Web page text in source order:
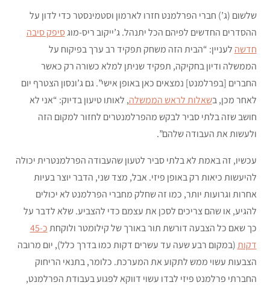
שלשום (ג’) חברי הפרלמנט חזרו לארמון וסטמינסטר כדי לדון על
ההסדרים החדשים לפיהם הכל יתנהל. ג’ייקוב ריס-מוגסיפק סיבה
חדשה לעניין: “הבית הזה משחק תפקיד רב ערך בפיקוח על
הממשלה ודיון בחקיקה, תפקיד שניתן למלא כשורה רק כאשר
החברים [בפרלמנט] נמצאים כאן באופן אישי”. גם ג’ונסון הצטרף יום
לאחר מכן, בשאלות לראש הממשלה, לאותו טיעון בדיוק: “אני לא
חושב שזה בלתי סביר לבקש מהפרלמנטרים לחזור למקום הזה
ולעשות את העבודה שלהם”.
עכשיו, זה באמת לא בלתי סביר לטעון שהעבודה הפרלמנטרית יכולה
להיעשות כיאות רק באופן פיזי. אבל, מצד שני, הדבר יוצר בעיות
אחרות וגרועות יותר, כמו זה שחלק מחברי הפרלמנט לא יכולים
להגיע, או שהם צריכים לסכן את עצמם כדי להצביע. שלא לדבר על
כך שאם כל הצבעה דורשת תור באורך של קילומטר ולוקחת
כ-45
דקות(במקום רבע שעה עד עשרים דקות כמו בדרך כלל), יום מרובה
הצבעות עשוי ממש לתקוע את המערכת. כלומר, בתנאי הריחוק
החברתי פרלמנט פיזי לבדו עשוי דווקא לפגוע בעבודת הפרלמנט,